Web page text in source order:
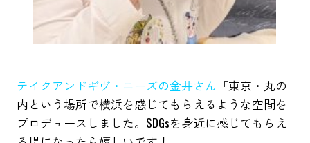
テイクアンドギヴ・ニーズの金井さん 「東京・丸の
内という場所で横浜を感じてもらえるような空間を
プロデュースしました。SDGsを身近に感じてもらえ